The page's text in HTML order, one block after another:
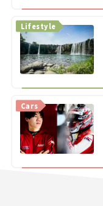
Lifestyle
Cars